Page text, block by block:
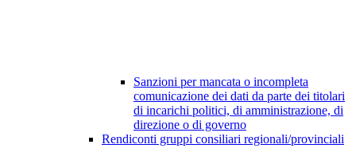
Sanzioni per mancata o incompleta
comunicazione dei dati da parte dei titolari
di incarichi politici, di amministrazione, di
direzione o di governo
Rendiconti gruppi consiliari regionali/provinciali